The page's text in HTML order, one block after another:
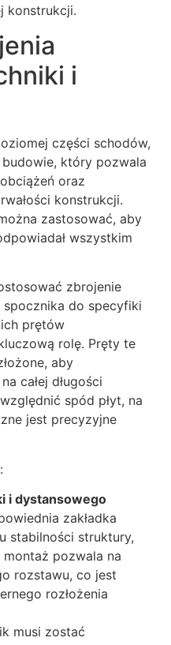
konstrukcji.
i
części schodów,
który pozwala
oraz
konstrukcji.
zastosować, aby
wszystkim
zbrojenie
do specyfiki
prętów
rolę. Pręty te
aby
całej długości
spód płyt, na
jest precyzyjne
i dystansowego
zakładka
stabilności struktury,
pozwala na
rozstawu, co jest
rozłożenia
musi zostać